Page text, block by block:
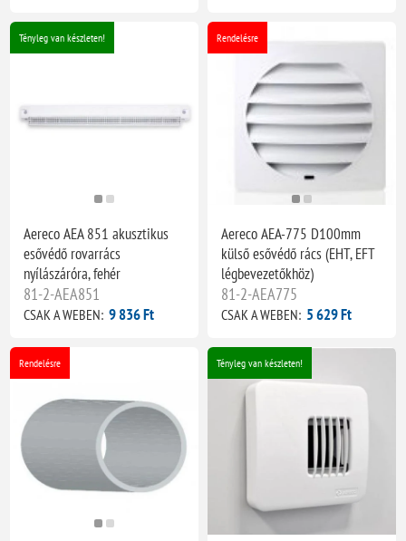
Tényleg van készleten!
Aereco AEA 851 akusztikus
esővédő rovarrács
nyílászáróra, fehér
81-2-AEA851
CSAK A WEBEN: 9 836 Ft
Rendelésre
Aereco AEA-775 D100mm
külső esővédő rács (EHT, EFT
légbevezetőkhöz)
81-2-AEA775
CSAK A WEBEN: 5 629 Ft
Rendelésre Tényleg van készleten!